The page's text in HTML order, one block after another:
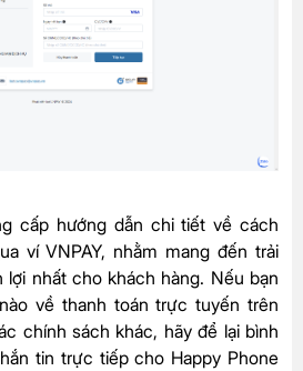
cấp hướng dẫn chi tiết về cách
ví VNPAY, nhằm mang đến trải
lợi nhất cho khách hàng. Nếu bạn
về thanh toán trực tuyến trên
chính sách khác, hãy để lại bình
tin trực tiếp cho Happy Phone